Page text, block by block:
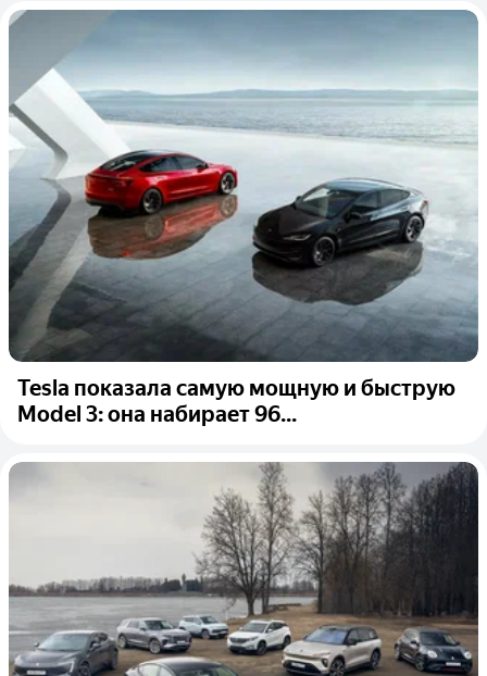
Tesla показала самую мощную и быструю
Model 3: она набирает 96...